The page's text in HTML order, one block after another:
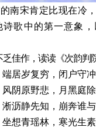
南宋肯定比现在冷
诗歌中的第一意象
佳作，读读《次韵判
端居岁复穷，闭户守冲
风阴原野悲，月黑庭除
淅沥静先知，崩奔谁与
坐想青瑶林，寒光生素